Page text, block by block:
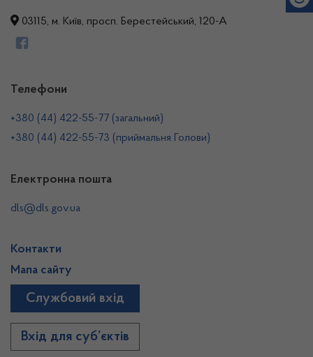
03115, м. Київ, просп. Берестейський, 120-А
Телефони
+380 (44) 422-55-77 (загальний)
+380 (44) 422-55-73 (приймальня Голови)
Електронна пошта
dls@dls.gov.ua
Контакти
Мапа сайту
Службовий вхід
Вхід для суб’єктів